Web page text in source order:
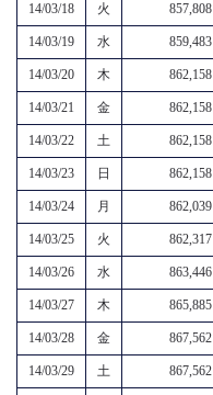
14/03/18 火 857,808
14/03/19 水 859,483
14/03/20 木 862,158
14/03/21 金 862,158
14/03/22 土 862,158
14/03/23 日 862,158
14/03/24 月 862,039
14/03/25 火 862,317
14/03/26 水 863,446
14/03/27 木 865,885
14/03/28 金 867,562
14/03/29 土 867,562